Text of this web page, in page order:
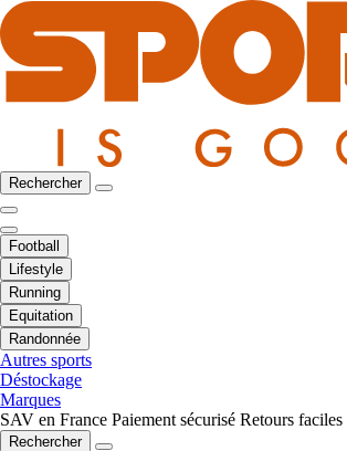
Rechercher
Football
Lifestyle
Running
Equitation
Randonnée
Autres sports
Déstockage
Marques
SAV en France Paiement sécurisé Retours faciles
Rechercher